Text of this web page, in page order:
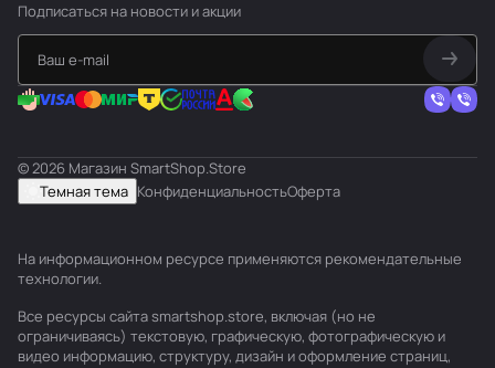
Подписаться на новости и акции
© 2026 Магазин SmartShop.Store
Темная тема КонфиденциальностьОферта
На информационном ресурсе применяются рекомендательные
технологии.
Все ресурсы сайта smartshop.store, включая (но не
ограничиваясь) текстовую, графическую, фотографическую и
видео информацию, структуру, дизайн и оформление страниц,